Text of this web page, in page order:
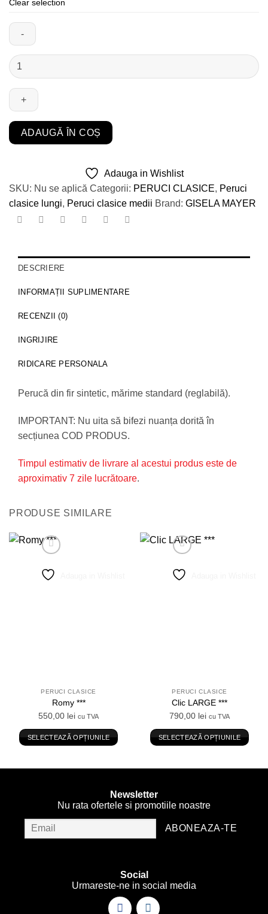
Clear selection
Cantitate
Sun
Cover
ADAUGĂ ÎN COȘ
Adauga in Wishlist
SKU: Nu se aplică Categorii: PERUCI CLASICE, Peruci
clasice lungi, Peruci clasice medii Brand: GISELA MAYER
DESCRIERE
INFORMAȚII SUPLIMENTARE
RECENZII (0)
INGRIJIRE
RIDICARE PERSONALA
Perucă din fir sintetic, mărime standard (reglabilă).
IMPORTANT: Nu uita să bifezi nuanța dorită în
secțiunea COD PRODUS.
Timpul estimativ de livrare al acestui produs este de
aproximativ 7 zile lucrătoare.
PRODUSE SIMILARE
PERUCI CLASICE
Romy ***
550,00 lei cu TVA
SELECTEAZĂ OPȚIUNILE
multe
pot
pagina
produsului.
PERUCI CLASICE
Clic LARGE ***
790,00 lei cu TVA
SELECTEAZĂ OPȚIUNILE
multe
Opțiunile
Newsletter
Nu rata ofertele si promotiile noastre
Social
Urmareste-ne in social media